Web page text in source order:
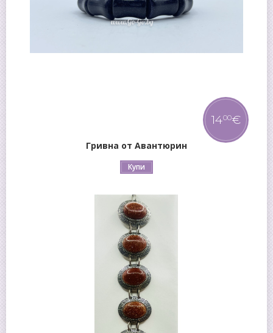
Гривна от Авантюрин
1400€
Купи